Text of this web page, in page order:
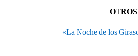
«La Noche de los